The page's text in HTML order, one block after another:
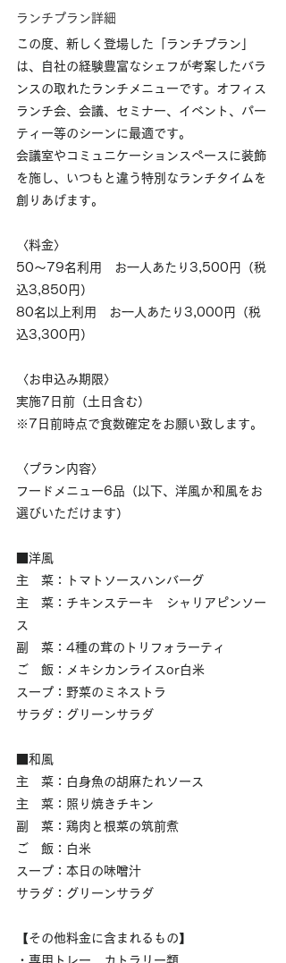
ランチプラン詳細
この度、新しく登場した「ランチプラン」
は、自社の経験豊富なシェフが考案したバラ
ンスの取れたランチメニューです。オフィス
ランチ会、会議、セミナー、イベント、パー
ティー等のシーンに最適です。
会議室やコミュニケーションスペースに装飾
を施し、いつもと違う特別なランチタイムを
創りあげます。
〈料金〉
50～79名利用　お一人あたり3,500円（税
込3,850円）
80名以上利用　お一人あたり3,000円（税
込3,300円）
〈お申込み期限〉
実施7日前（土日含む）
※7日前時点で食数確定をお願い致します。
〈プラン内容〉
フードメニュー6品（以下、洋風か和風をお
選びいただけます）
■洋風
主　菜：トマトソースハンバーグ
主　菜：チキンステーキ　シャリアピンソー
ス
副　菜：4種の茸のトリフォラーティ
ご　飯：メキシカンライスor白米
スープ：野菜のミネストラ
サラダ：グリーンサラダ
■和風
主　菜：白身魚の胡麻たれソース
主　菜：照り焼きチキン
副　菜：鶏肉と根菜の筑前煮
ご　飯：白米
スープ：本日の味噌汁
サラダ：グリーンサラダ
【その他料金に含まれるもの】